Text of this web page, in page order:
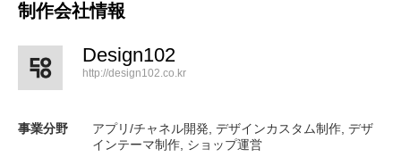
制作会社情報
Design102
http://design102.co.kr
事業分野
アプリ/チャネル開発, デザインカスタム制作, デザ
インテーマ制作, ショップ運営